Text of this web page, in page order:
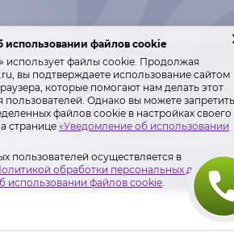
отдела: г. Тольятти, ул. Свердлова
+7 (8482) 600-600
связи РФ №№ 146977, 155342.
в отношении обработки
персональных данных.
использовании файлов cookie
файлы cookie. Продолжая
вы подтверждаете использование сайтом
которые помогают нам делать этот
пользователей. Однако вы можете запретить
файлов cookie в настройках своего
странице «Уведомление об использовании
пользователей осуществляется в
обработки персональных данных
использовании файлов cookie.